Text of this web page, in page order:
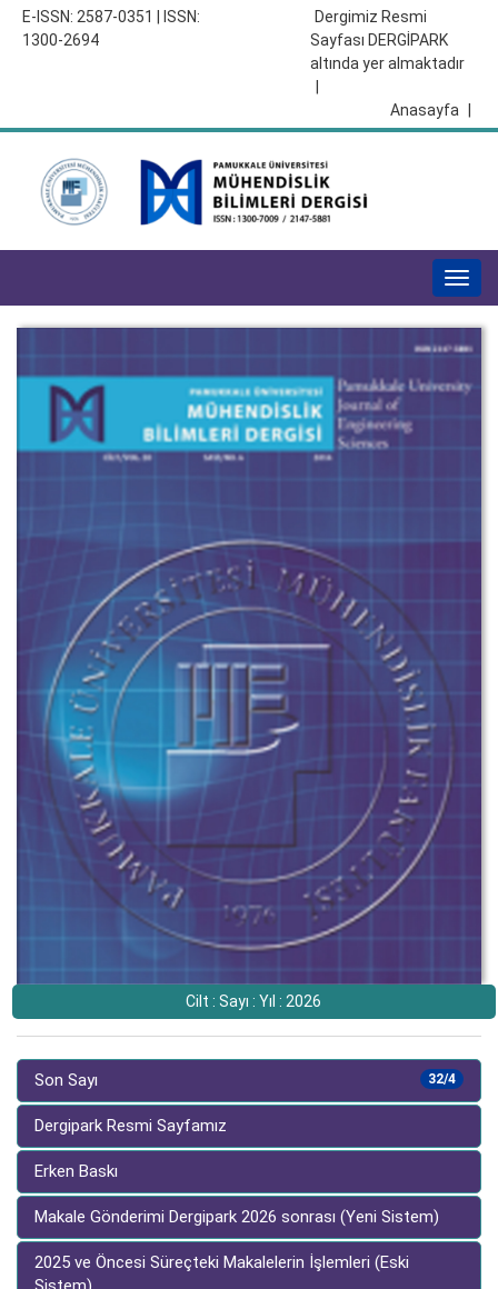
E-ISSN: 2587-0351 | ISSN:
1300-2694
Dergimiz Resmi
Sayfası DERGİPARK
altında yer almaktadır
Anasayfa
Cilt : Sayı : Yıl : 2026
32/4
Son Sayı
Dergipark Resmi Sayfamız
Erken Baskı
Makale Gönderimi Dergipark 2026 sonrası (Yeni Sistem)
2025 ve Öncesi Süreçteki Makalelerin İşlemleri (Eski